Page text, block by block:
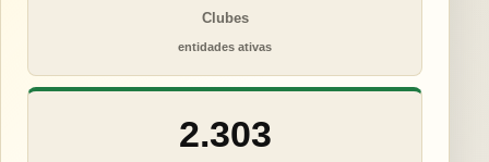
Clubes
entidades ativas
2.303